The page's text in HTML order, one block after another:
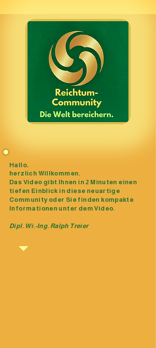
Hallo,
herzlich Willkommen.
Das Video gibt Ihnen in 2 Minuten einen
tiefen Einblick in diese neuartige
Community oder Sie finden kompakte
Informationen unter dem Video.
Dipl. Wi.-Ing. Ralph Treier